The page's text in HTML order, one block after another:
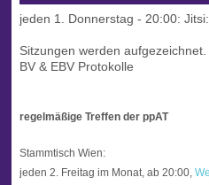
jeden 1. Donnerstag - 20:00:
Sitzungen werden aufgezeichnet.
BV & EBV Protokolle
regelmäßige Treffen der ppAT
Stammtisch Wien:
jeden 2. Freitag im Monat, ab 20:00,